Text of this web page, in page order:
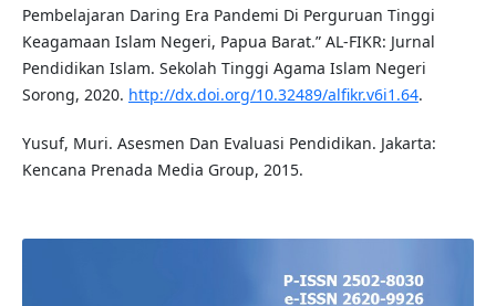
Pembelajaran Daring Era Pandemi Di Perguruan Tinggi
Keagamaan Islam Negeri, Papua Barat.” AL-FIKR: Jurnal
Pendidikan Islam. Sekolah Tinggi Agama Islam Negeri
Sorong, 2020. http://dx.doi.org/10.32489/alfikr.v6i1.64.
Yusuf, Muri. Asesmen Dan Evaluasi Pendidikan. Jakarta:
Kencana Prenada Media Group, 2015.